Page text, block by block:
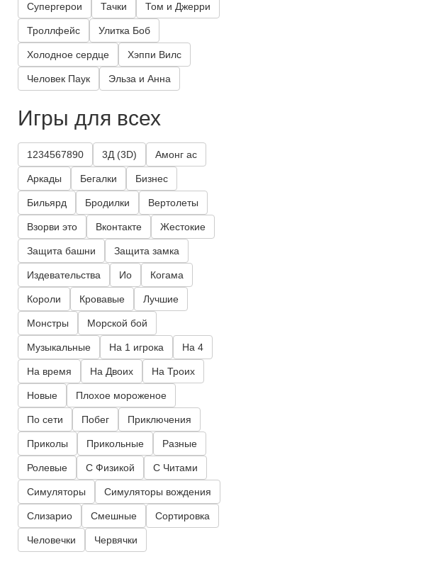
Супергерои Тачки Том и Джерри
Троллфейс Улитка Боб
Холодное сердце Хэппи Вилс
Человек Паук Эльза и Анна
Игры для всех
1234567890 3Д (3D) Амонг ас
Аркады Бегалки Бизнес
Бильярд Бродилки Вертолеты
Взорви это Вконтакте Жестокие
Защита башни Защита замка
Издевательства Ио Когама
Короли Кровавые Лучшие
Монстры Морской бой
Музыкальные На 1 игрока На 4
На время На Двоих На Троих
Новые Плохое мороженое
По сети Побег Приключения
Приколы Прикольные Разные
Ролевые С Физикой С Читами
Симуляторы Симуляторы вождения
Слизарио Смешные Сортировка
Человечки Червячки